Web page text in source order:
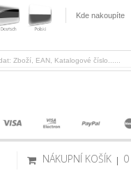
Kde nakoupíte
NÁKUPNÍ KOŠÍK 0